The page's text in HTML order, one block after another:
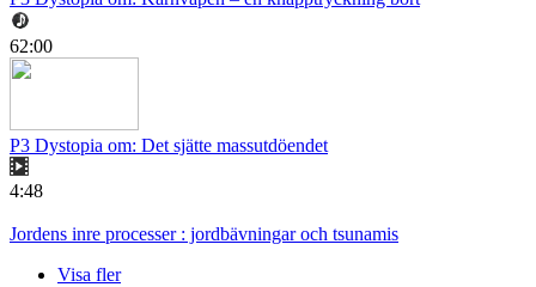
62:00
P3 Dystopia om: Det sjätte massutdöendet
4:48
Jordens inre processer : jordbävningar och tsunamis
Visa fler